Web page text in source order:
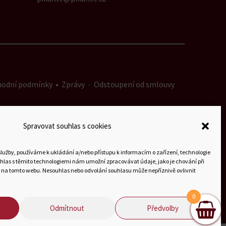
Spravovat souhlas s cookies
používáme k ukládání a/nebo přístupu k informacím o zařízení, technologie
s těmito technologiemi nám umožní zpracovávat údaje, jako je chování při
tomto webu. Nesouhlas nebo odvolání souhlasu může nepříznivě ovlivnit
Odmítnout Předvolby
podmínky• Zprávy• Odstoupení od smlouvy
0